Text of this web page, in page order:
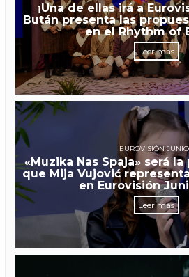
¡Una de ellas irá a
Bután presenta las
en el Rhythm of
Leer más
EUROVISIÓN
«Muzika Nas Spaja» será
que Mija Vujović
en Eurovisión
Leer más